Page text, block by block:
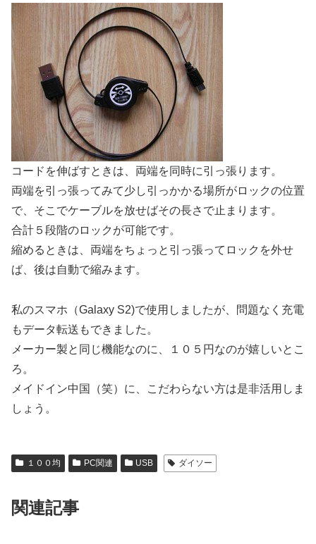
コードを伸ばすときは、両端を同時に引っ張ります。
両端を引っ張ってみて少し引っかかる場所がロックの位置
で、そこでケーブルを放せばその長さで止まります。
合計５段階のロックが可能です。
縮めるときは、両端をちょっと引っ張ってロックを外せ
ば、後は自動で縮みます。
私のスマホ（Galaxy S2)で使用しましたが、問題なく充電
もデータ転送もできました。
メーカー製と同じ機能なのに、１０５円なのが嬉しいとこ
ろ。
メイドイン中国（笑）に、こだわらない方は是非活用しま
しょう。
１００均 PC関連 USB ダイソー
関連記事